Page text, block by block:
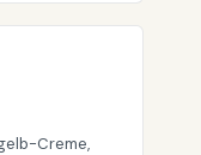
Creme,